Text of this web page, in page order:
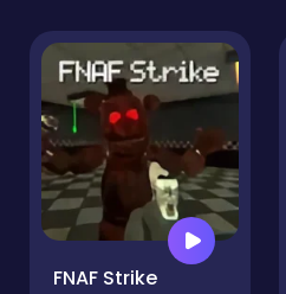
FNAF Strike